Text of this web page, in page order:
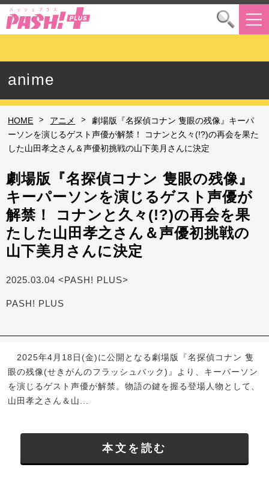
anime
HOME > アニメ >
劇場版『名探偵コナン 隻眼の残像』キーパ
ーソンを演じるゲスト声優が解禁！ コナンと久々(!?)の再会を果た
した山田孝之さん＆声優初挑戦の山下美月さんに決定
劇場版『名探偵コナン 隻眼の残像』
キーパーソンを演じるゲスト声優が
解禁！ コナンと久々(!?)の再会を果
たした山田孝之さん＆声優初挑戦の
山下美月さんに決定
2025.03.04 <PASH! PLUS>
PASH! PLUS
2025年4月18日(金)に公開となる劇場版『名探偵コナン 隻
眼の残像(せきがんのフラッシュバック)』より、キーパーソン
を演じるゲスト声優が解禁。物語の鍵を握る登場人物として、
山田孝之さん＆山...
本文を読む